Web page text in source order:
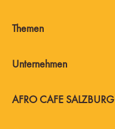
AFRO CAFE SALZBURG
Themen
Unternehmen